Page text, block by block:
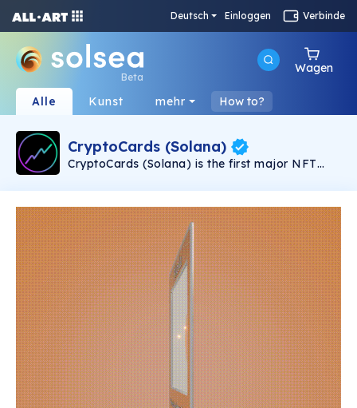
Deutsch Einloggen Verbinde
Beta
Wagen
Alle Kunst mehr How to?
CryptoCards (Solana)
CryptoCards (Solana) is the first major NFT
let people own NFT cards of their favourite
coin card is limited: Only 3 Bitcoin cards, 5
Solana cards, 7 Ethereum cards and 10 cards
of every other altcoin. No promises, no
roadmaps. Just cool collectable cards.